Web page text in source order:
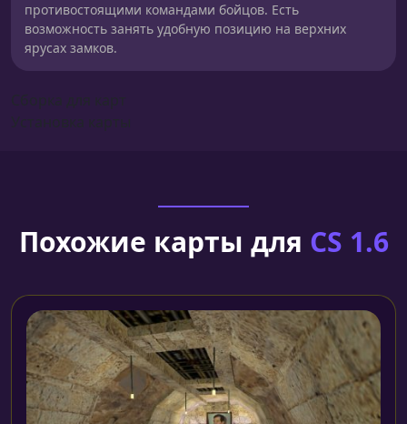
противостоящими командами бойцов. Есть
возможность занять удобную позицию на верхних
ярусах замков.
Похожие карты для CS 1.6